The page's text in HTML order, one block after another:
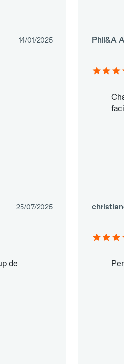
14/01/2025 Phil&A
25/07/2025
de